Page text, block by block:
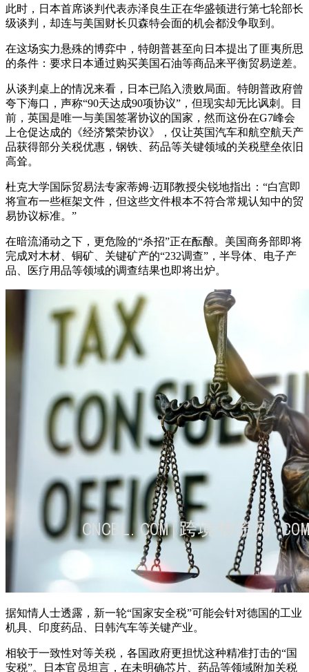
此时，日本首席谈判代表赤泽良生正在华盛顿进行第七轮部长
级谈判，却连与美国财长贝森特会面的机会都没争取到。
在这场实力悬殊的博弈中，特朗普甚至向日本提出了匪夷所思
的条件：要求日本通过购买美国石油等商品来平衡贸易逆差。
从谈判桌上的情况来看，日本已陷入溃败局面。特朗普政府曾
夸下海口，声称“90天达成90项协议”，但现实却无比讽刺。目
前，英国是唯一与美国签署协议的国家，然而这份在G7峰会
上仓促达成的《经济繁荣协议》，仅让英国汽车和航空航天产
品获得部分关税优惠，钢铁、药品等关键领域的关税壁垒依旧
高耸。
杜克大学国际贸易法专家蒂姆·迈耶教授尖锐地指出：“白宫即
将宣布一些框架文件，但这些文件根本不符合常规认知中的贸
易协议标准。”
在暗流涌动之下，更危险的“杀招”正在酝酿。美国商务部即将
完成对木材、铜矿、关键矿产的“232调查”，半导体、电子产
品、医疗用品等领域的调查结果也即将出炉。
据知情人士透露，新一轮“国家安全税”可能会针对德国的工业
机具、印度药品、日韩汽车等关键产业。
相较于一致性对等关税，各国政府更担忧这种精准打击的“国
安税”。日本官员坦言，在未明确芯片、药品等领域附加关税